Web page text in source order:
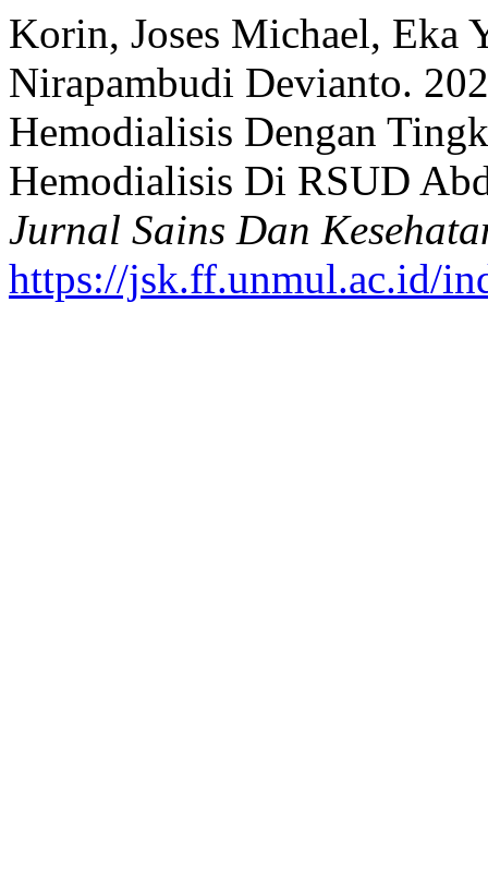
Korin, Joses Michael, Eka
Nirapambudi Devianto.
Hemodialisis Dengan
Hemodialisis Di RSUD
Jurnal Sains Dan
https://jsk.ff.unmul.ac.id/